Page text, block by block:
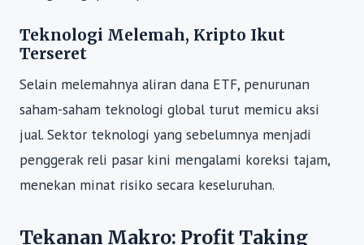
Teknologi Melemah, Kripto Ikut
Terseret
Selain melemahnya aliran dana ETF, penurunan
saham-saham teknologi global turut memicu aksi
jual. Sektor teknologi yang sebelumnya menjadi
penggerak reli pasar kini mengalami koreksi tajam,
menekan minat risiko secara keseluruhan.
Tekanan Makro: Profit Taking